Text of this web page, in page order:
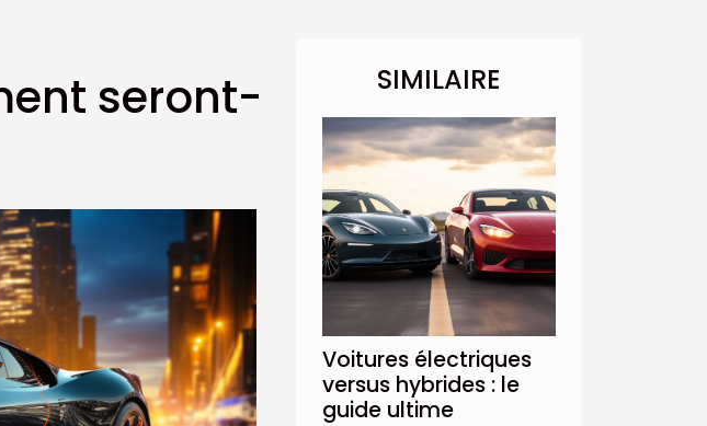
seront-
SIMILAIRE
Voitures électriques
versus hybrides : le
guide ultime